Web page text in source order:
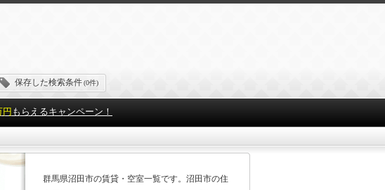
保存した検索条件(0件)
円 もらえるキャンペーン！
群馬県沼田市の賃貸・空室一覧です。沼田市の住